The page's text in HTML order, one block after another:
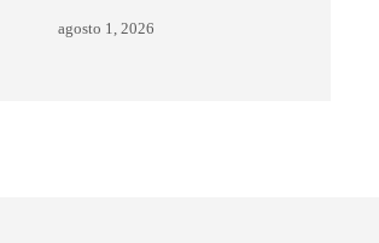
agosto 1, 2026